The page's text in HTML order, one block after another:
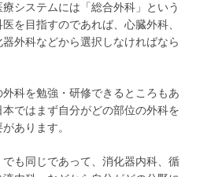
システムには「総合外科」という
を目指すのであれば、心臓外科、
外科などから選択しなければなら
科を勉強・研修できるところもあ
ではまず自分がどの部位の外科を
あります。
も同じであって、消化器内科、循